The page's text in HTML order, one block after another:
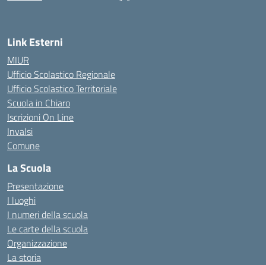
Link Esterni
MIUR
Ufficio Scolastico Regionale
Ufficio Scolastico Territoriale
Scuola in Chiaro
Iscrizioni On Line
Invalsi
Comune
La Scuola
Presentazione
I luoghi
I numeri della scuola
Le carte della scuola
Organizzazione
La storia